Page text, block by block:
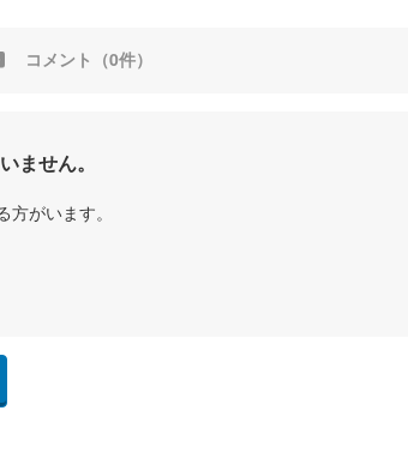
コメント（0件）
ません。
がいます。